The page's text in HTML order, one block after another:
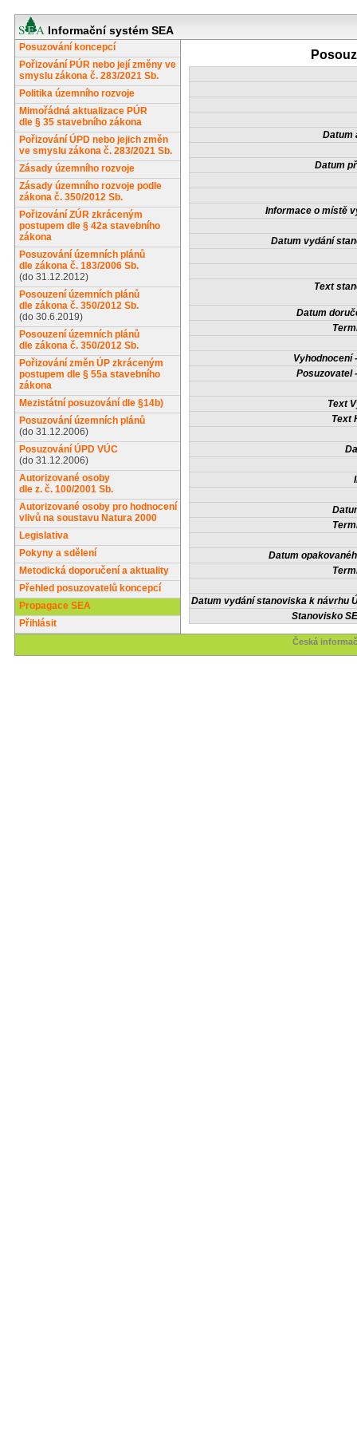
Informační systém SEA
Posuzování koncepcí
Pořizování PÚR nebo její změny ve
smyslu zákona č. 283/2021 Sb.
Politika územního rozvoje
Mimořádná aktualizace PÚR
dle § 35 stavebního zákona
Pořizování ÚPD nebo jejich změn
ve smyslu zákona č. 283/2021 Sb.
Zásady územního rozvoje
Zásady územního rozvoje podle
zákona č. 350/2012 Sb.
Pořizování ZÚR zkráceným
postupem dle § 42a stavebního
zákona
Posuzování územních plánů
dle zákona č. 183/2006 Sb.
(do 31.12.2012)
Posouzení územních plánů
dle zákona č. 350/2012 Sb.
(do 30.6.2019)
Posouzení územních plánů
dle zákona č. 350/2012 Sb.
Pořizování změn ÚP zkráceným
postupem dle § 55a stavebního
zákona
Mezistátní posuzování dle §14b)
Posuzování územních plánů
(do 31.12.2006)
Posuzování ÚPD VÚC
(do 31.12.2006)
Autorizované osoby
dle z. č. 100/2001 Sb.
Autorizované osoby pro hodnocení
vlivů na soustavu Natura 2000
Legislativa
Pokyny a sdělení
Metodická doporučení a aktuality
Přehled posuzovatelů koncepcí
Propagace SEA
Přihlásit
Datum
Datum
Informace o místě
Datum vydání
Text
Datum
Vyhodnocení
Posuzovatel
Text
Text
Datum
Datum vydání stanoviska k návrhu
Stanovisko
Česká